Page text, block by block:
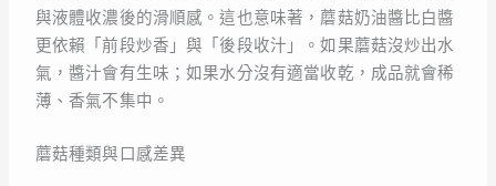
與液體收濃後的滑順感。這也意味著，蘑菇奶油醬比白醬
更依賴「前段炒香」與「後段收汁」。如果蘑菇沒炒出水
氣，醬汁會有生味；如果水分沒有適當收乾，成品就會稀
薄、香氣不集中。
蘑菇種類與口感差異